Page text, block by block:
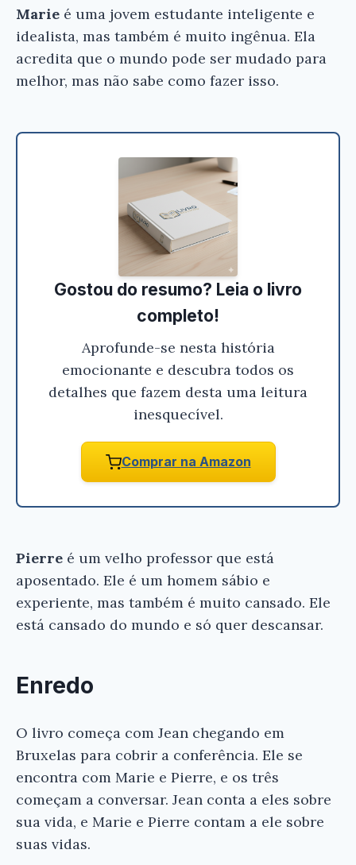
Marie é uma jovem estudante inteligente e
idealista, mas também é muito ingênua. Ela
acredita que o mundo pode ser mudado para
melhor, mas não sabe como fazer isso.
Gostou do resumo? Leia o livro
completo!
Aprofunde-se nesta história
emocionante e descubra todos os
detalhes que fazem desta uma leitura
inesquecível.
Comprar na Amazon
Pierre é um velho professor que está
aposentado. Ele é um homem sábio e
experiente, mas também é muito cansado. Ele
está cansado do mundo e só quer descansar.
Enredo
O livro começa com Jean chegando em
Bruxelas para cobrir a conferência. Ele se
encontra com Marie e Pierre, e os três
começam a conversar. Jean conta a eles sobre
sua vida, e Marie e Pierre contam a ele sobre
suas vidas.